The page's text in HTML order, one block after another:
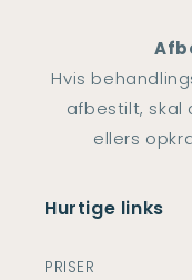
Hvis
afbestilt, skal
ellers
Hurtige links
PRISER